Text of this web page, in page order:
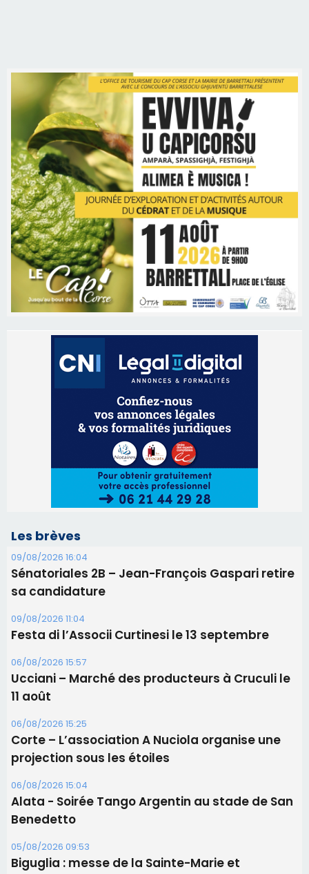
Les brèves
09/08/2026 16:04
Sénatoriales 2B – Jean-François Gaspari retire
sa candidature
09/08/2026 11:04
Festa di l’Associi Curtinesi le 13 septembre
06/08/2026 15:57
Ucciani – Marché des producteurs à Cruculi le
11 août
06/08/2026 15:25
Corte – L’association A Nuciola organise une
projection sous les étoiles
06/08/2026 15:04
Alata - Soirée Tango Argentin au stade de San
Benedetto
05/08/2026 09:53
Biguglia : messe de la Sainte-Marie et